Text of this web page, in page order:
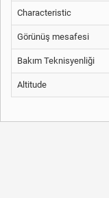
Characteristic
Görünüş mesafesi
Bakım Teknisyenliği
Altitude